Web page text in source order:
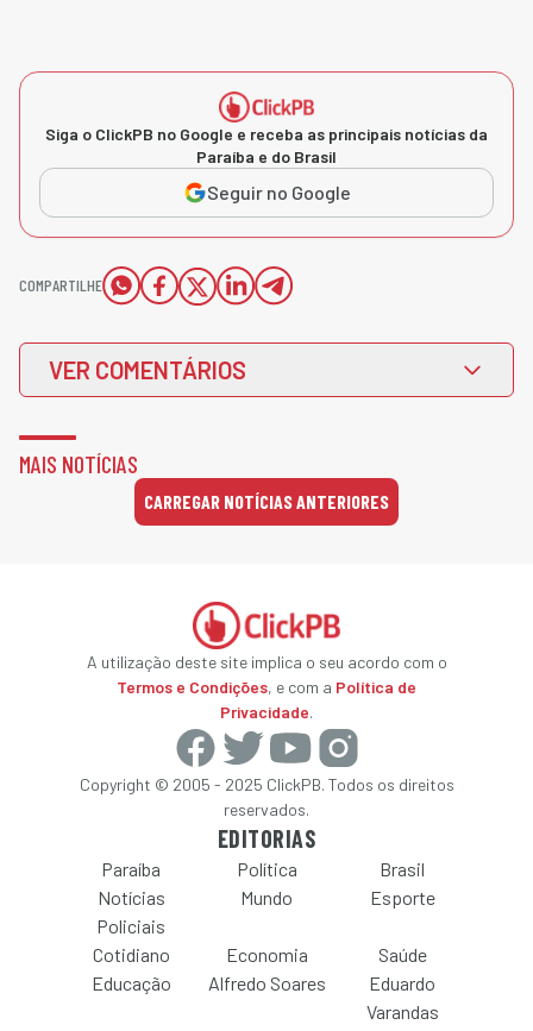
Siga o ClickPB no Google e receba as principais notícias da
Paraíba e do Brasil
Seguir no Google
COMPARTILHE
VER COMENTÁRIOS
MAIS NOTÍCIAS
CARREGAR NOTÍCIAS ANTERIORES
A utilização deste site implica o seu acordo com o
Termos e Condições, e com a Política de
Privacidade.
Copyright © 2005 - 2025 ClickPB. Todos os direitos
reservados.
EDITORIAS
Paraíba Política
Brasil
Notícias
Policiais
Mundo Esporte
Cotidiano Economia
Saúde
Educação
Alfredo Soares
Eduardo
Varandas